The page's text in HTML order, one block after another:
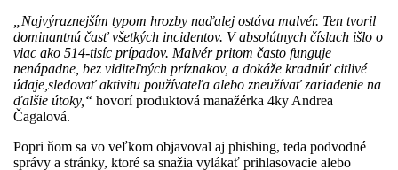
„Najvýraznejším typom hrozby naďalej ostáva malvér. Ten tvoril
dominantnú časť všetkých incidentov. V absolútnych číslach išlo o
viac ako 514-tisíc prípadov. Malvér pritom často funguje
nenápadne, bez viditeľných príznakov, a dokáže kradnúť citlivé
údaje,sledovať aktivitu používateľa alebo zneužívať zariadenie na
ďalšie útoky,“ hovorí produktová manažérka 4ky Andrea
Čagalová.
Popri ňom sa vo veľkom objavoval aj phishing, teda podvodné
správy a stránky, ktoré sa snažia vylákať prihlasovacie alebo